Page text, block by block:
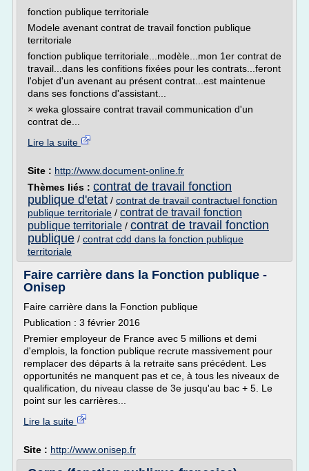
fonction publique territoriale
Modele avenant contrat de travail fonction publique
territoriale
fonction publique territoriale...modèle...mon 1er contrat de
travail...dans les confitions fixées pour les contrats...feront
l'objet d'un avenant au présent contrat...est maintenue
dans ses fonctions d'assistant...
× weka glossaire contrat travail communication d'un
contrat de...
Lire la suite
Site : http://www.document-online.fr
Thèmes liés : contrat de travail fonction
publique d'etat / contrat de travail contractuel fonction
publique territoriale / contrat de travail fonction
publique territoriale / contrat de travail fonction
publique / contrat cdd dans la fonction publique
territoriale
Faire carrière dans la Fonction publique -
Onisep
Faire carrière dans la Fonction publique
Publication : 3 février 2016
Premier employeur de France avec 5 millions et demi
d'emplois, la fonction publique recrute massivement pour
remplacer des départs à la retraite sans précédent. Les
opportunités ne manquent pas et ce, à tous les niveaux de
qualification, du niveau classe de 3e jusqu'au bac + 5. Le
point sur les carrières...
Lire la suite
Site : http://www.onisep.fr